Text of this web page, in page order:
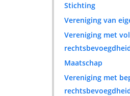
Stichting
Vereniging van
Vereniging met
Maatschap
Vereniging met